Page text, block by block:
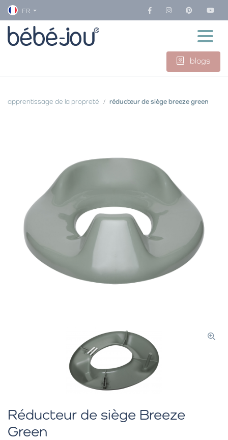
FR
blogs
apprentissage de la propreté réducteur de siège breeze green
Réducteur de siège Breeze
Green